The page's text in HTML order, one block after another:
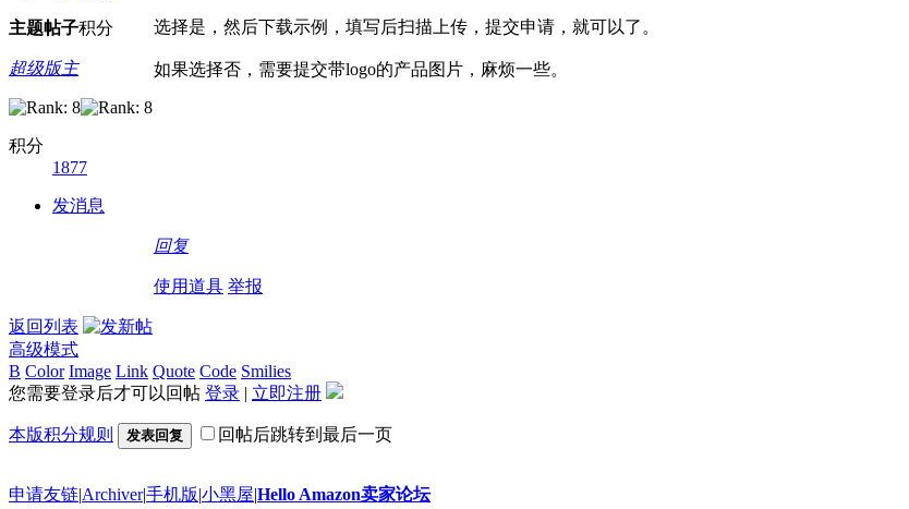
主题帖子积分
超级版主
积分
1877
发消息
选择是，然后下载示例，填写后扫描上传，提交申请，就可以了。
如果选择否，需要提交带logo的产品图片，麻烦一些。
回复
使用道具 举报
返回列表
高级模式
B Color Image Link Quote Code Smilies
您需要登录后才可以回帖 登录 | 立即注册
本版积分规则 发表回复 回帖后跳转到最后一页
申请友链|Archiver|手机版|小黑屋|Hello Amazon卖家论坛